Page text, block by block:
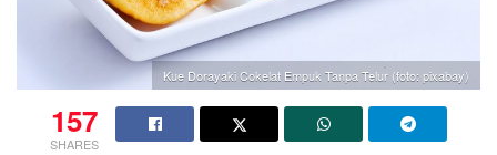
Kue Dorayaki Cokelat Empuk Tanpa Telur (foto: pixabay)
157
SHARES